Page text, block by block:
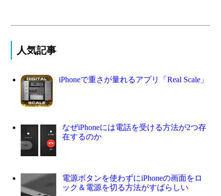
人気記事
iPhoneで重さが量れるアプリ「Real Scale」
なぜiPhoneには電話を受ける方法が2つ存
在するのか
電源ボタンを使わずにiPhoneの画面をロ
ック＆電源を切る方法がすばらしい